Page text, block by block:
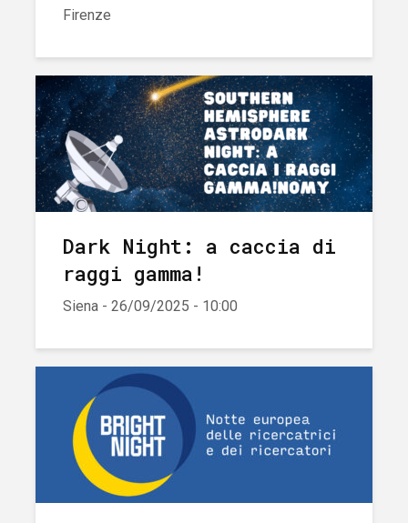
Firenze
Dark Night: a caccia di
raggi gamma!
Siena - 26/09/2025 - 10:00